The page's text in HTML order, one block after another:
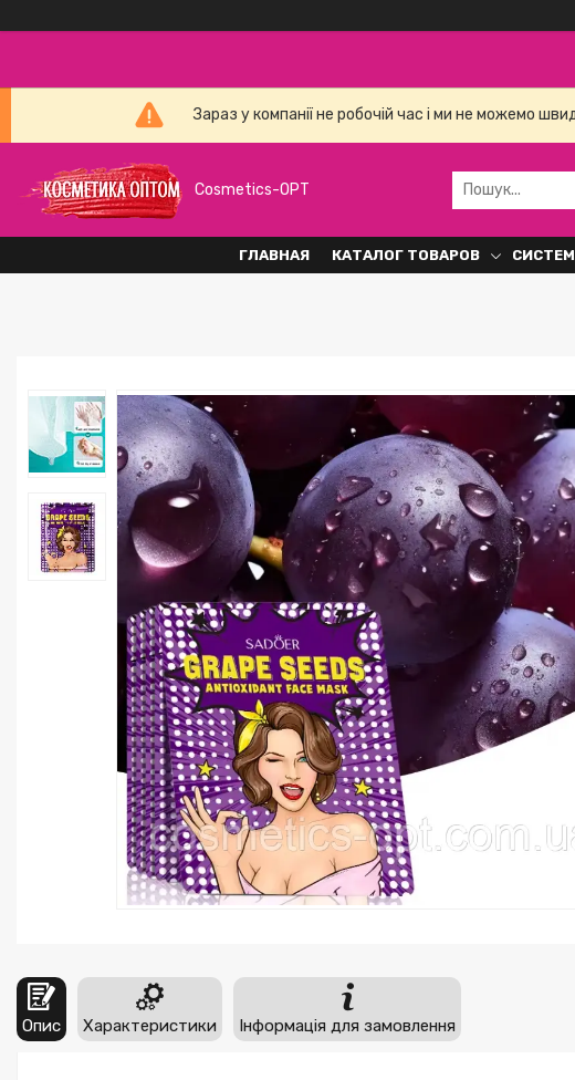
Зараз у компанії не робочій час і ми не можемо
Cosmetics-OPT
ГЛАВНАЯ КАТАЛОГ ТОВАРОВ
Опис Характеристики Інформація для замовлення